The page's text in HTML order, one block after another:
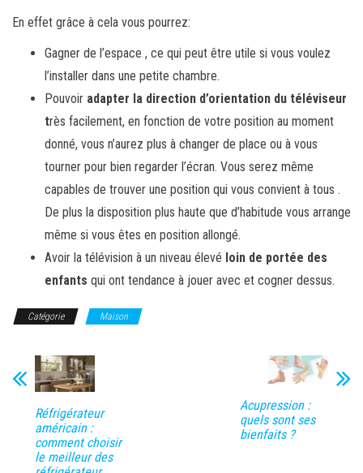
En effet grâce à cela vous pourrez:
Gagner de l’espace , ce qui peut être utile si vous voulez
l’installer dans une petite chambre.
Pouvoir adapter la direction d’orientation du téléviseur
très facilement, en fonction de votre position au moment
donné, vous n’aurez plus à changer de place ou à vous
tourner pour bien regarder l’écran. Vous serez même
capables de trouver une position qui vous convient à tous .
De plus la disposition plus haute que d’habitude vous arrange
même si vous êtes en position allongé.
Avoir la télévision à un niveau élevé loin de portée des
enfants qui ont tendance à jouer avec et cogner dessus.
Catégorie Maison
Réfrigérateur
américain :
comment choisir
le meilleur des
Acupression :
quels sont ses
bienfaits ?